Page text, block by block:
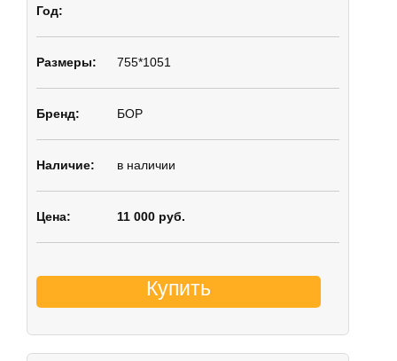
755*1051
БОР
в наличии
11 000 руб.
Купить